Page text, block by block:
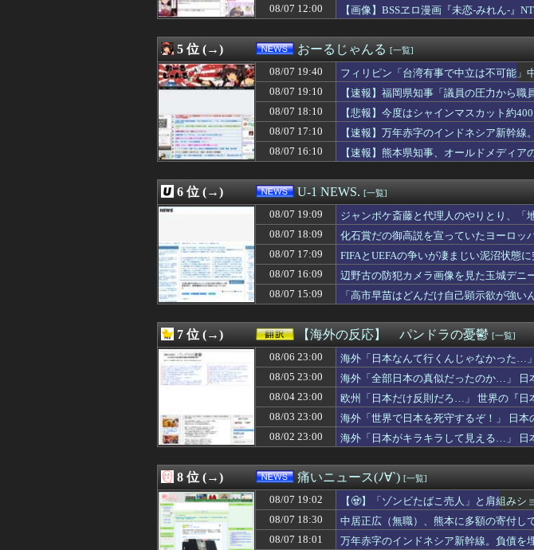
08/07 19:10
【速報】福岡県知事「議員の圧力から職員守る」 不当
08/07 19:09
ジャンポケ斎藤と代理人のやりとり、「地獄すぎて
08/07 19:09
【三十路の向こう側へ】期待値が高い！宝鐘マリン：
08/07 19:08
【ウマ娘】家庭環境がトップクラスにお辛いシャカー
08/07 19:06
嫁が男友達と誕生日やクリスマスに高価なブランド品
【これは酷い】反高市「平和式典で“防弾ガラス”に守
08/07 19:05
ヤクルト、得失点差がリーグワーストまで転落
08/07 19:05
【画像】台湾とフランス、地震発生から6時間以内に
08/07 19:05
【画像】芸能界を引退した爆乳グラドル(23)さん、
08/07 19:05
【悲報】内田りこ「社会に戻りたいです」←これ！
08/07 19:04
元キャバ嬢MINAさん死亡関連でENHYPEN・NI-KIの「
08/07 19:02
【動画】韓国アイドルさん、エロさが限界点を超えてし
08/07 19:02
【悲報】岡本和真の指標、ガチで限界突破ｗｗｗｗｗ
俺なんてクスィフィアス レール砲くらいの仕事しかで
08/07 19:02
【🧟】「ゾンビたばこ売人」と肩組みショット「小園
08/07 19:01
【速報】京大病院、手術ミスで『正常な脳』を摘出 →
08/07 19:00
【悲報】17歳で無期懲役になった奴、怖いｗｗｗｗｗ
08/07 19:00
メーカーはデカヘソ8個保留3個返しのミドル機を出せ
08/07 19:00
海未「ここに５つの炭酸飲料があります」
08/07 19:00
お盆になると旦那の祖父母宅に５泊くらいさせられる
08/07 19:00
全国を旅行で周るのが趣味の奴でも最後まで残ってそ
08/07 19:00
海外人気Vチューバーさん、劇場版メイドインアビス
08/07 19:00
文系学部卒ってどんな仕事に就くの？結局何で食って
08/07 19:00
【艦これ】E5ヌルイとかいう風説には騙されないぞ
【悲報】上沼恵美子さん「簡単にそうめん作れ言うけ
08/07 19:00
カードゲーマーってなんであんな臭いの？
08/07 19:00
車中泊できる軽のオススメ
08/07 19:00
【動画】よく助けられたな。岐阜の川で外国人が溺れ
08/07 19:00
【艦これ】今日から横須賀のカレー機関開幕か・・・！
08/07 19:00
【速報】ダウンタウン浜田さん、差別発言と受け取ら
08/07 19:00
韓国人「人間冷蔵庫は日本が作ったから絶対に売れな
08/07 19:00
梅澤美波の『ナマ下半身』大変なことになってるって
08/07 19:00
【海外の反応】放置されていた40年前の日産のミニバ
08/07 19:00
【悲報】ワンピース原作者・尾田栄一郎さん、他の人
08/07 12:00
【画像】BSSヱロ漫画『未恋-みれん-』
5 位 (→) おーるじゃんる [一覧]
08/07 19:40
フィリピン「台湾有事で中立は不可能」
08/07 19:10
【速報】福岡県知事「議員の圧力から
08/07 18:10
【悲報】今度はシャインマスカット約
08/07 17:10
【速報】万年赤字のインドネシア新幹
08/07 16:10
【速報】熊本県知事、オールドメディ
6 位 (→) U-1 NEWS. [一覧]
08/07 19:09
ジャンポケ斎藤と代理人のやりとり、
08/07 18:09
化石賞だの御高説を宣っていたヨーロ
08/07 17:09
FIFAとUEFAの争いが凄まじい泥沼状態
08/07 16:09
辺野古の防犯カメラ画像を見た玉城デニ
ントを……
08/07 15:09
「高市早苗はどんだけ自己顕示欲が強
7 位 (→) 【海外の反応】 パンドラの憂鬱 [一覧]
08/06 23:00
海外「日本なんて行くんじゃなかった…
08/05 23:00
海外「全部日本の真似だったのか…」 日
08/04 23:00
欧州「日本だけ反則だろ…」 世界の『日
08/03 23:00
海外「世界で日本を死守するぞ！」 日
08/02 23:00
海外「日本がキラキラして見える…」 日
8 位 (→) 痛いニュース(ﾉ∀`) [一覧]
08/07 19:02
【🧟】「ゾンビたばこ売人」と肩組み
に」
08/07 18:30
中居正広（無職）、熊本に多額の寄付し
08/07 18:01
万年赤字のインドネシア新幹線。負債を